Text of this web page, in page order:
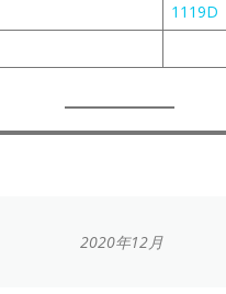
1119D
2020年12月